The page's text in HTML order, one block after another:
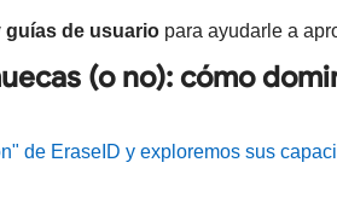
guías de usuario para ayudarle a
(o no): cómo
de EraseID y exploremos sus